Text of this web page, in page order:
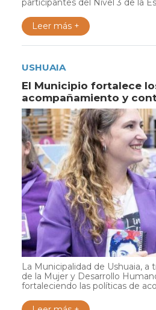
participantes del Nivel 3 de la
Leer más +
USHUAIA
El Municipio fortalece
acompañamiento y
La Municipalidad de Ushuaia, a
de la Mujer y Desarrollo
fortaleciendo las políticas de